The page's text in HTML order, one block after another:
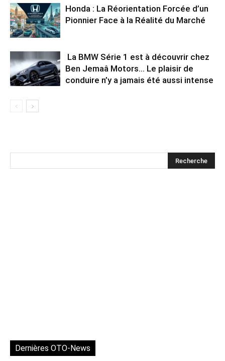
Honda : La Réorientation Forcée d’un
Pionnier Face à la Réalité du Marché
La BMW Série 1 est à découvrir chez
Ben Jemaâ Motors… Le plaisir de
conduire n’y a jamais été aussi intense
Dernières OTO-News